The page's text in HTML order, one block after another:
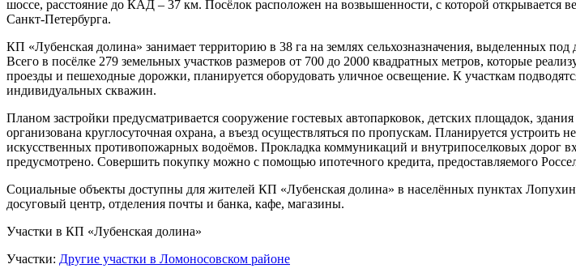
шоссе, расстояние до КАД – 37 км. Посёлок расположен на возвышенности, с которой открывается
Санкт-Петербурга.
КП «Лубенская долина» занимает территорию в 38 га на землях сельхозназначения, выделенных
Всего в посёлке 279 земельных участков размеров от 700 до 2000 квадратных метров, которые
проезды и пешеходные дорожки, планируется оборудовать уличное освещение. К участкам
индивидуальных скважин.
Планом застройки предусматривается сооружение гостевых автопарковок, детских площадок,
организована круглосуточная охрана, а въезд осуществляться по пропускам. Планируется
искусственных противопожарных водоёмов. Прокладка коммуникаций и внутрипоселковых дорог
предусмотрено. Совершить покупку можно с помощью ипотечного кредита, предоставляемого
Социальные объекты доступны для жителей КП «Лубенская долина» в населённых пунктах
досуговый центр, отделения почты и банка, кафе, магазины.
Участки в КП «Лубенская долина»
Участки: Другие участки в Ломоносовском районе